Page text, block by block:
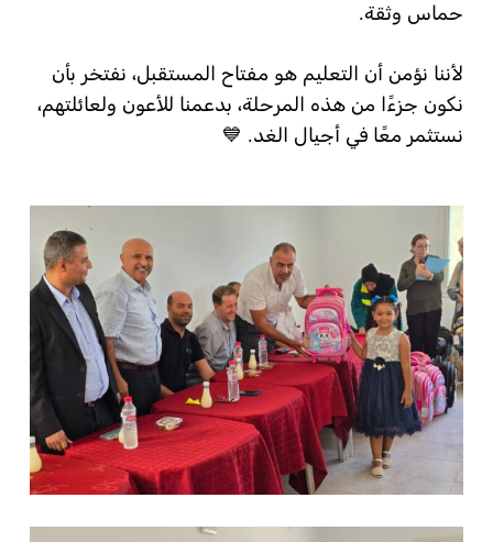
حماس وثقة.
لأننا نؤمن أن التعليم هو مفتاح المستقبل، نفتخر بأن
نكون جزءًا من هذه المرحلة، بدعمنا للأعون ولعائلتهم،
نستثمر معًا في أجيال الغد. 💙